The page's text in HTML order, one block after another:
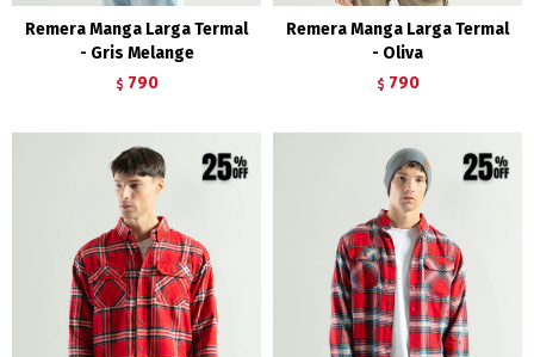
Remera Manga Larga Termal
- Gris Melange
$ 790
Remera Manga Larga Termal
- Oliva
$ 790